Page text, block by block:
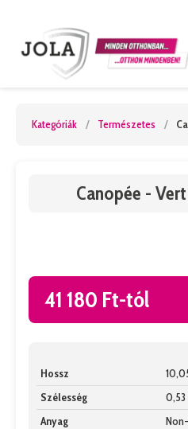
Kategóriák / Természetes /
Canopée -
41 180 Ft-tól
Hossz
Szélesség
0,53
Anyag